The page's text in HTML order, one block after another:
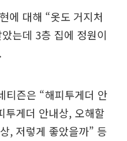
에 대해 “옷도 거지처
는데 3층 집에 정원이
티즌은 “해피투게더 안
투게더 안내상, 오해할
, 저렇게 좋았을까” 등